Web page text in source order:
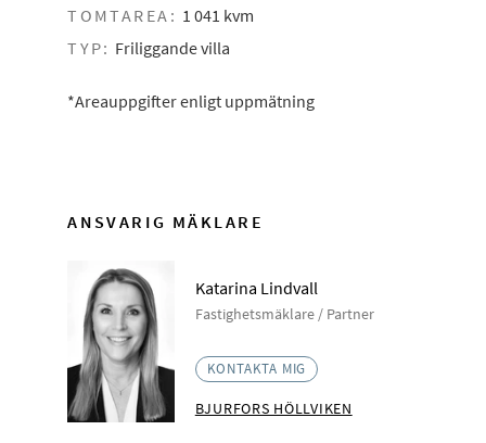
TOMTAREA: 1 041 kvm
TYP: Friliggande villa
*Areauppgifter enligt uppmätning
ANSVARIG MÄKLARE
Katarina Lindvall
Fastighetsmäklare / Partner
KONTAKTA MIG
BJURFORS HÖLLVIKEN